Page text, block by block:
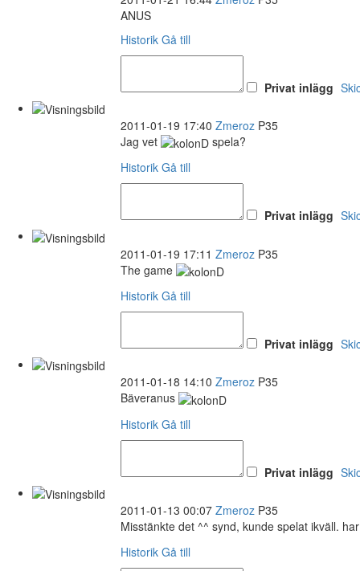
ANUS
Historik Gå till
Privat inlägg
2011-01-19 17:40 Zmeroz P35
Jag vet
spela?
Historik Gå till
Privat inlägg
2011-01-19 17:11 Zmeroz P35
The game
Historik Gå till
Privat inlägg
2011-01-18 14:10 Zmeroz P35
Bäveranus
Historik Gå till
Privat inlägg
2011-01-13 00:07 Zmeroz P35
Misstänkte det ^^ synd, kunde spelat ikväll.
Historik Gå till